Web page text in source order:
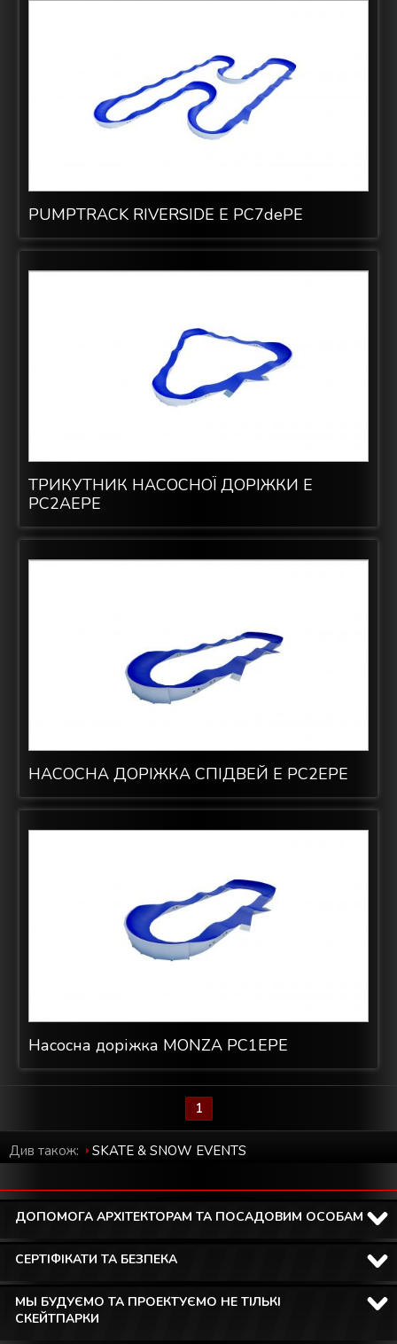
PUMPTRACK RIVERSIDE E PC7dePE
ТРИКУТНИК НАСОСНОЇ ДОРІЖКИ E
PC2AEPE
НАСОСНА ДОРІЖКА СПІДВЕЙ E PC2EPE
Насосна доріжка MONZA PC1EPE
1
Див також: SKATE & SNOW EVENTS
ДОПОМОГА АРХІТЕКТОРАМ ТА ПОСАДОВИМ ОСОБАМ
СЕРТІФІКАТИ ТА БЕЗПЕКА
МЫ БУДУЄМО ТА ПРОЕКТУЄМО НЕ ТІЛЬКІ
СКЕЙТПАРКИ